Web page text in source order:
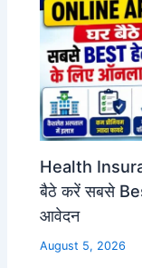
Health
बैठे करें सबसे
आवेदन
August 5, 2026